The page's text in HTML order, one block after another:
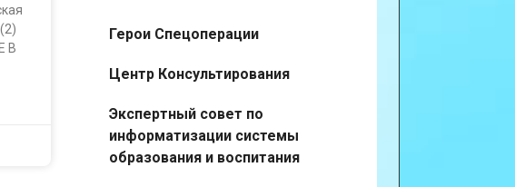
В
Герои Спецоперации
Центр Консультирования
Экспертный совет по
информатизации системы
образования и воспитания